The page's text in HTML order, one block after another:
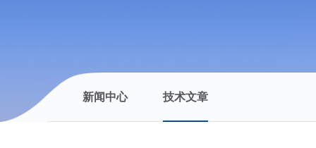
新闻中心 技术文章